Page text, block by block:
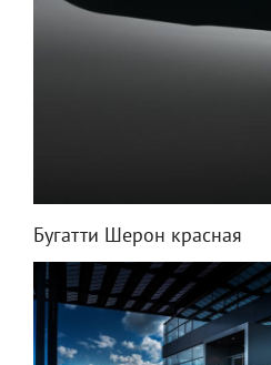
Бугатти Шерон красная